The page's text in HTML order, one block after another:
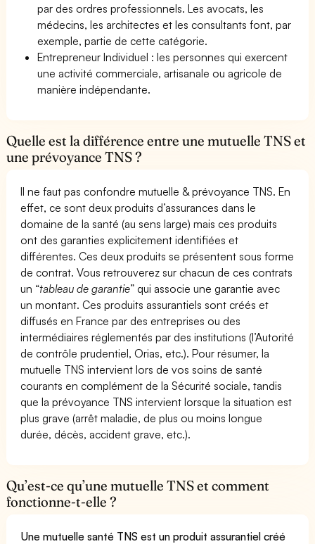
par des ordres professionnels. Les avocats, les
médecins, les architectes et les consultants font, par
exemple, partie de cette catégorie.
Entrepreneur Individuel : les personnes qui exercent
une activité commerciale, artisanale ou agricole de
manière indépendante.
Quelle est la différence entre une mutuelle TNS et
une prévoyance TNS ?
Il ne faut pas confondre mutuelle & prévoyance TNS. En
effet, ce sont deux produits d’assurances dans le
domaine de la santé (au sens large) mais ces produits
ont des garanties explicitement identifiées et
différentes. Ces deux produits se présentent sous forme
de contrat. Vous retrouverez sur chacun de ces contrats
un “tableau de garantie” qui associe une garantie avec
un montant. Ces produits assurantiels sont créés et
diffusés en France par des entreprises ou des
intermédiaires réglementés par des institutions (l’Autorité
de contrôle prudentiel, Orias, etc.). Pour résumer, la
mutuelle TNS intervient lors de vos soins de santé
courants en complément de la Sécurité sociale, tandis
que la prévoyance TNS intervient lorsque la situation est
plus grave (arrêt maladie, de plus ou moins longue
durée, décès, accident grave, etc.).
Qu’est-ce qu’une mutuelle TNS et comment
fonctionne-t-elle ?
Une mutuelle santé TNS est un produit assurantiel créé